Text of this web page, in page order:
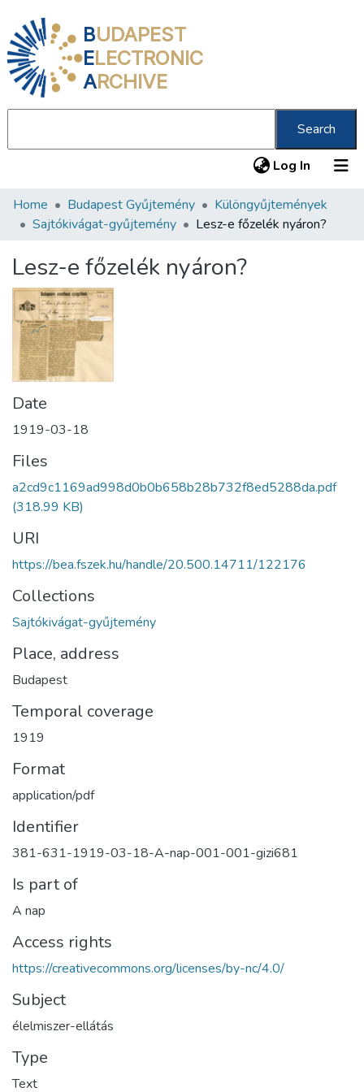
BUDAPEST
ELECTRONIC
ARCHIVE
Search
Log In (current)
Communities & Collections
Statistics
About us
Home Budapest Gyűjtemény
Különgyűjtemények
Sajtókivágat-gyűjtemény
Lesz-e főzelék nyáron?
Lesz-e főzelék nyáron?
Date
1919-03-18
Files
a2cd9c1169ad998d0b0b658b28b732f8ed5288da.pdf
(318.99 KB)
URI
https://bea.fszek.hu/handle/20.500.14711/122176
Collections
Sajtókivágat-gyűjtemény
Place, address
Budapest
Temporal coverage
1919
Format
application/pdf
Identifier
381-631-1919-03-18-A-nap-001-001-gizi681
Is part of
A nap
Access rights
https://creativecommons.org/licenses/by-nc/4.0/
Subject
élelmiszer-ellátás
Type
Text